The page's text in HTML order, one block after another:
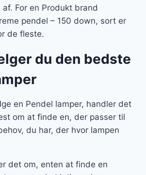
For en Produkt brand
pendel – 150 down, sort er
de fleste.
du den bedste
en Pendel lamper, handler det
om at finde en, der passer til
du har, der hvor lampen
det om, enten at finde en